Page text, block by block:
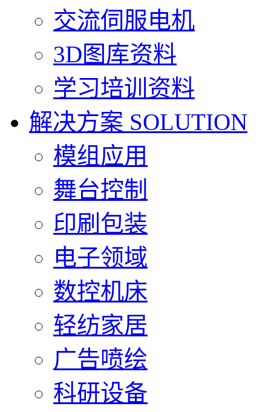
交流伺服电机
3D图库资料
学习培训资料
解决方案 SOLUTION
模组应用
舞台控制
印刷包装
电子领域
数控机床
轻纺家居
广告喷绘
科研设备